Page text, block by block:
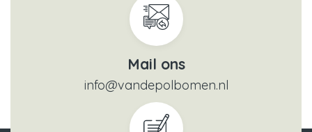
Mail ons
info@vandepolbomen.nl